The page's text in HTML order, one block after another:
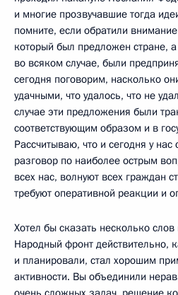
и многие прозвучавшие тогда
помните, если обратили
который был предложен стране,
во всяком случае, были
сегодня поговорим, насколько
удачными, что удалось, что не
случае эти предложения были
соответствующим образом и в
Рассчитываю, что и сегодня у нас
разговор по наиболее острым
всех нас, волнуют всех граждан
требуют оперативной реакции и
Хотел бы сказать несколько
Народный фронт действительно,
и планировали, стал хорошим
активности. Вы объединили